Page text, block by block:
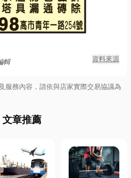
輯 資料來源
服務內容，請依與店家實際交易協議為
文章推薦